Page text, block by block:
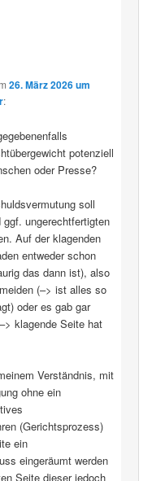
26. März 2026 um
:
potenziell
oder Presse?
soll
ggf. ungerechtfertigten
Auf der klagenden
entweder schon
das dann ist), also
(–> ist alles so
oder es gab gar
klagende Seite hat
Verständnis, mit
ohne ein
(Gerichtsprozess)
ein
eingeräumt werden
Seite dieser jedoch